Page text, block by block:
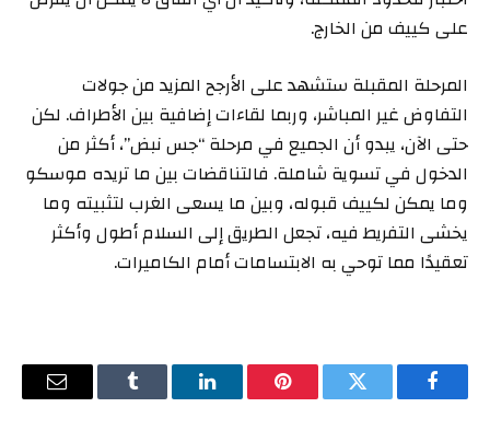
على كييف من الخارج.
المرحلة المقبلة ستشهد على الأرجح المزيد من جولات
التفاوض غير المباشر، وربما لقاءات إضافية بين الأطراف. لكن
حتى الآن، يبدو أن الجميع في مرحلة “جس نبض”، أكثر من
الدخول في تسوية شاملة. فالتناقضات بين ما تريده موسكو
وما يمكن لكييف قبوله، وبين ما يسعى الغرب لتثبيته وما
يخشى التفريط فيه، تجعل الطريق إلى السلام أطول وأكثر
تعقيدًا مما توحي به الابتسامات أمام الكاميرات.
فيسبوك تويتر بينتيريستلينكدإن Tumblr
البريد